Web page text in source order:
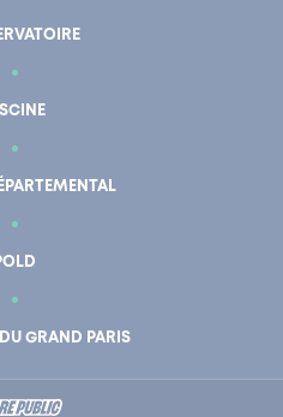
GRAND PARIS
Mon compte